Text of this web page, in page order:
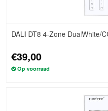
DALI DT8 4-Zone DualWhite/
€39,00
Op voorraad